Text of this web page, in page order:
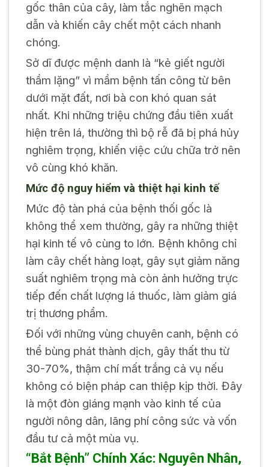
gốc thân của cây, làm tắc nghẽn mạch
dẫn và khiến cây chết một cách nhanh
chóng.
Sở dĩ được mệnh danh là “kẻ giết người
thầm lặng” vì mầm bệnh tấn công từ bên
dưới mặt đất, nơi bà con khó quan sát
nhất. Khi những triệu chứng đầu tiên xuất
hiện trên lá, thường thì bộ rễ đã bị phá hủy
nghiêm trọng, khiến việc cứu chữa trở nên
vô cùng khó khăn.
Mức độ nguy hiểm và thiệt hại kinh tế
Mức độ tàn phá của bệnh thối gốc là
không thể xem thường, gây ra những thiệt
hại kinh tế vô cùng to lớn. Bệnh không chỉ
làm cây chết hàng loạt, gây sụt giảm năng
suất nghiêm trọng mà còn ảnh hưởng trực
tiếp đến chất lượng lá thuốc, làm giảm giá
trị thương phẩm.
Đối với những vùng chuyên canh, bệnh có
thể bùng phát thành dịch, gây thất thu từ
30-70%, thậm chí mất trắng cả vụ nếu
không có biện pháp can thiệp kịp thời. Đây
là một đòn giáng mạnh vào kinh tế của
người nông dân, lãng phí công sức và vốn
đầu tư cả một mùa vụ.
“Bắt Bệnh” Chính Xác: Nguyên Nhân,